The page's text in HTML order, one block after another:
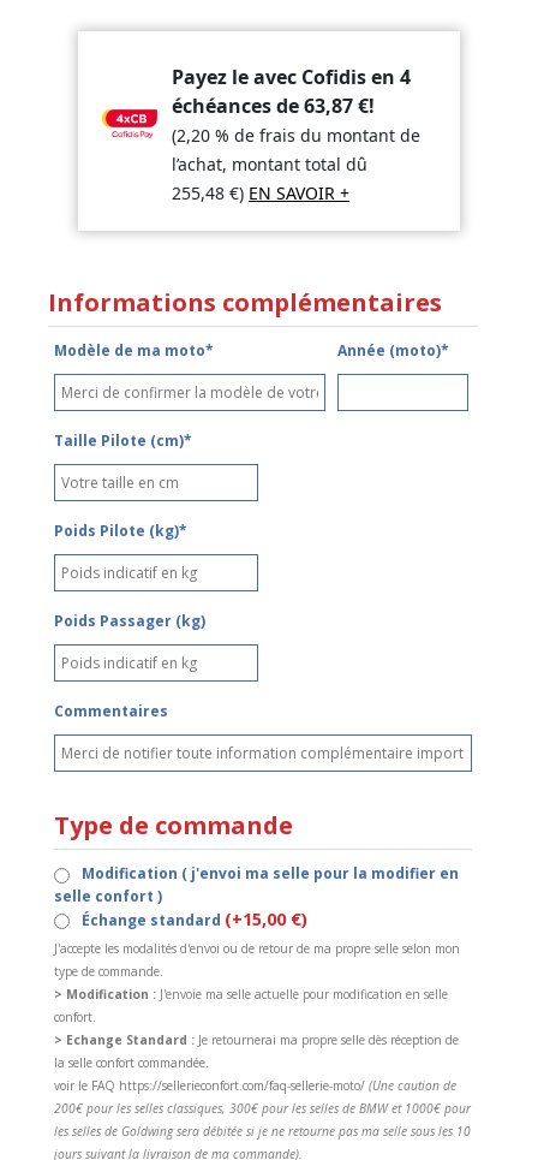
Payez le avec Cofidis en 4
échéances de63,87€!
(2,20 % de frais du montant de
l’achat, montant total dû
255,48€) EN SAVOIR +
Informations complémentaires
Modèle de ma moto* Année (moto)*
Taille Pilote (cm)*
Poids Pilote (kg)*
Poids Passager (kg)
Commentaires
Type de commande
Modification ( j'envoi ma selle pour la modifier en
selle confort )
Échange standard (+15,00 €)
J'accepte les modalités d'envoi ou de retour de ma propre selle selon mon
type de commande.
> Modification : J'envoie ma selle actuelle pour modification en selle
confort.
> Echange Standard :Je retournerai ma propre selle dès réception de
la selle confort commandée.
voir le FAQ https://sellerieconfort.com/faq-sellerie-moto/ (Une caution de
200€ pour les selles classiques, 300€ pour les selles de BMW et 1000€ pour
les selles de Goldwing sera débitée si je ne retourne pas ma selle sous les 10
jours suivant la livraison de ma commande).